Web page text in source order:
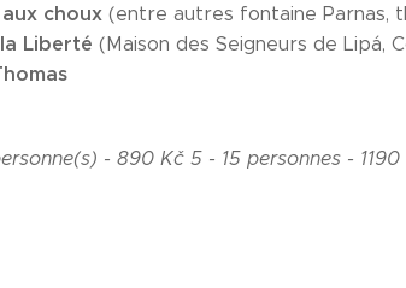
choux (entre autres fontaine Parnas,
Liberté (Maison des Seigneurs de Lipá,
- 890 Kč 5 - 15 personnes - 1190